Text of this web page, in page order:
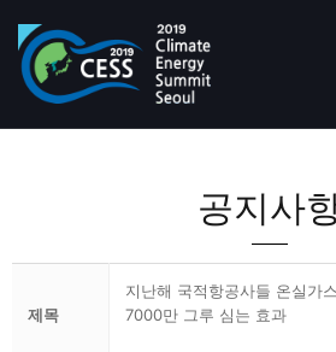
공지사
제목
지난해 국적항공사들 온실가
7000만 그루 심는 효과